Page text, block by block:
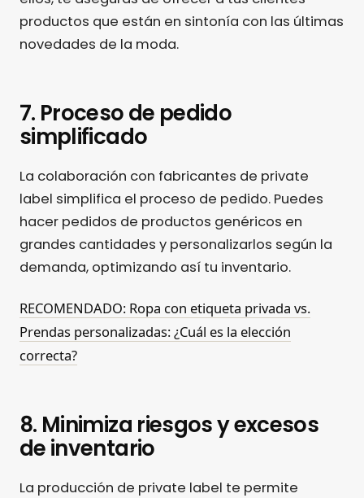
productos que están en sintonía con las últimas
novedades de la moda.
7. Proceso de pedido
simplificado
La colaboración con fabricantes de private
label simplifica el proceso de pedido. Puedes
hacer pedidos de productos genéricos en
grandes cantidades y personalizarlos según la
demanda, optimizando así tu inventario.
RECOMENDADO: Ropa con etiqueta privada vs.
Prendas personalizadas: ¿Cuál es la elección
correcta?
8. Minimiza riesgos y excesos
de inventario
La producción de private label te permite